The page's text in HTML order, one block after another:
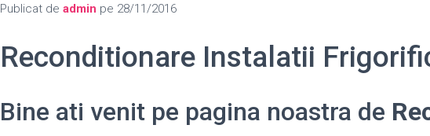
Publicat de admin pe 28/11/2016
Reconditionare Instalatii
Bine ati venit pe pagina noastra de